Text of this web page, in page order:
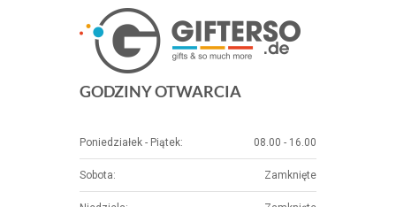
GODZINY OTWARCIA
Poniedziałek - Piątek: 08.00 - 16.00
Sobota: Zamknięte